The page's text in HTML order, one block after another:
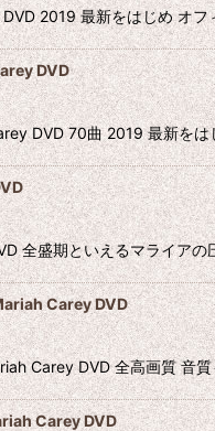
2019 最新をはじめ オ
DVD
DVD 70曲 2019 最新
全盛期といえるマライア
Carey DVD
Carey DVD 全高画質
Carey DVD